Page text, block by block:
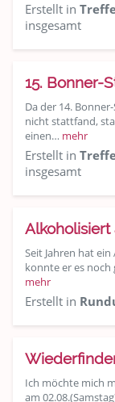
Erstellt in
insgesamt
15. Bonner-
Da der 14.
nicht stattfand,
einen… mehr
Erstellt in
insgesamt
Alkoholisiert
Seit Jahren hat
konnte er es
mehr
Erstellt in
Ich möchte mich
am